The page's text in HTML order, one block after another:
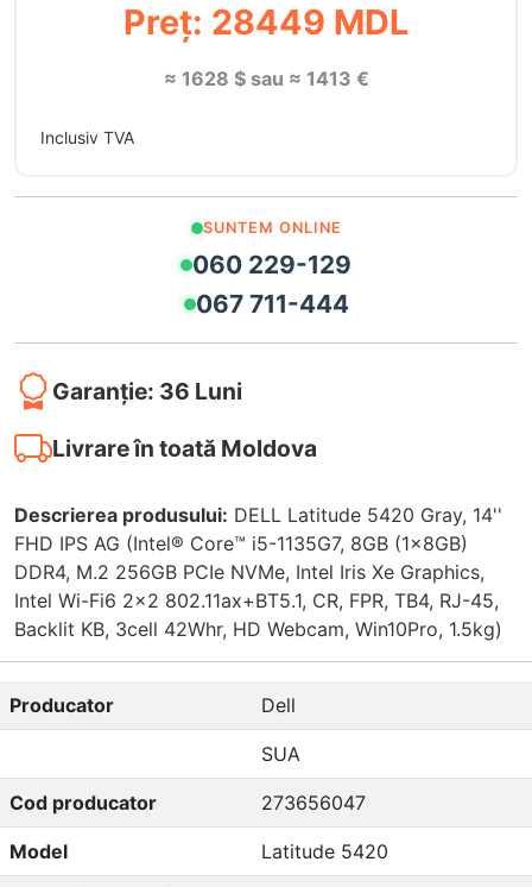
Preț: 28449 MDL
≈ 1628 $ sau ≈ 1413 €
Inclusiv TVA
SUNTEM ONLINE
060 229-129
067 711-444
Garanție: 36 Luni
Livrare în toată Moldova
Descrierea produsului: DELL Latitude 5420 Gray, 14''
FHD IPS AG (Intel® Core™ i5-1135G7, 8GB (1x8GB)
DDR4, M.2 256GB PCIe NVMe, Intel Iris Xe Graphics,
Intel Wi-Fi6 2x2 802.11ax+BT5.1, CR, FPR, TB4, RJ-45,
Backlit KB, 3cell 42Whr, HD Webcam, Win10Pro, 1.5kg)
Producator Dell
SUA
Cod producator 273656047
Model Latitude 5420